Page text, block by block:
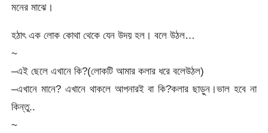
মনের মাঝে।
হঠাৎ এক লোক কোথা থেকে যেন উদয় হল। বলে উঠল…
~
–এই ছেলে এখানে কি?(লোকটি আমার কলার ধরে বলেউঠল)
–এখানে মানে? এখানে থাকলে আপনারই বা কি?কলার ছাড়ুন।ভাল হবে না
কিন্তু..
~